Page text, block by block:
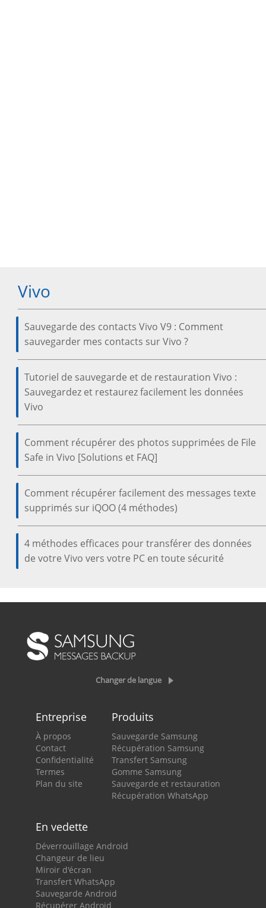
Vivo
Sauvegarde des contacts Vivo V9 : Comment
sauvegarder mes contacts sur Vivo ?
Tutoriel de sauvegarde et de restauration Vivo :
Sauvegardez et restaurez facilement les données
Vivo
Comment récupérer des photos supprimées de File
Safe in Vivo [Solutions et FAQ]
Comment récupérer facilement des messages texte
supprimés sur iQOO (4 méthodes)
4 méthodes efficaces pour transférer des données
de votre Vivo vers votre PC en toute sécurité
Changer de langue
Entreprise
À propos
Contact
Confidentialité
Termes
Plan du site
Produits
Sauvegarde Samsung
Récupération Samsung
Transfert Samsung
Gomme Samsung
Sauvegarde et restauration
Récupération WhatsApp
En vedette
Déverrouillage Android
Changeur de lieu
Miroir d'écran
Transfert WhatsApp
Sauvegarde Android
Récupérer Android